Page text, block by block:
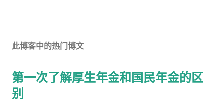
此博客中的热门博文
第一次了解厚生年金和国民年金的区
别